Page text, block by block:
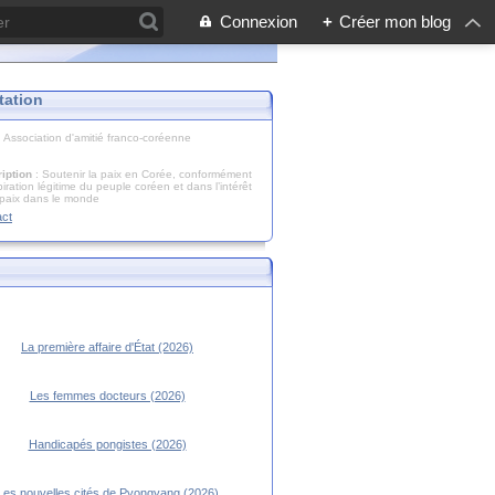
Connexion + Créer mon blog
Association d'amitié franco-coréenne
: Soutenir la paix en Corée, conformément
légitime du peuple coréen et dans l’intérêt
dans le monde
La première affaire d'État (2026)
Les femmes docteurs (2026)
Handicapés pongistes (2026)